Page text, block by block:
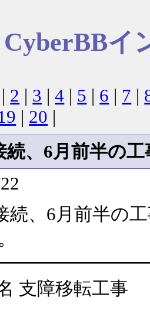
CyberBBイ
| 2 | 3 |4 | 5 | 6 | 7 |
| 20 |
続、6月前半の工
続、6月前半の
支障移転工事